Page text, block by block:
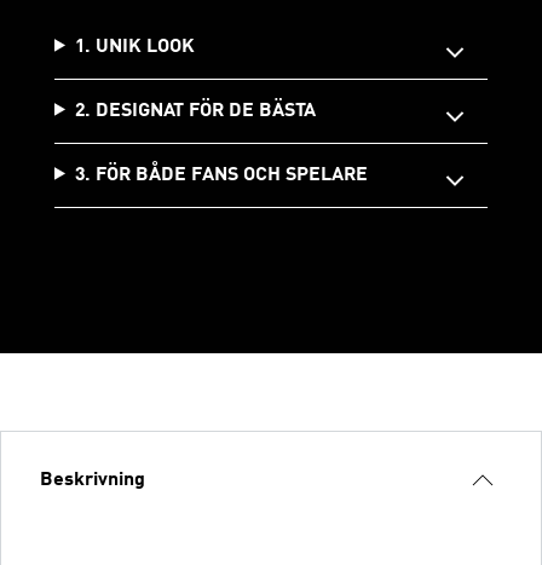
1. UNIK LOOK
2. DESIGNAT FÖR DE BÄSTA
3. FÖR BÅDE FANS OCH SPELARE
Beskrivning